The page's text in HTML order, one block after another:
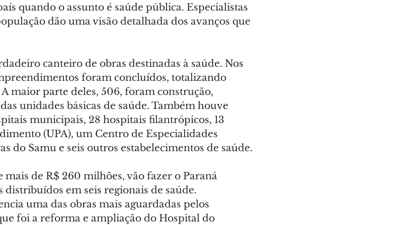
quando o assunto é saúde pública. Especialistas
dão uma visão detalhada dos avanços que
canteiro de obras destinadas à saúde. Nos
foram concluídos, totalizando
A maior parte deles, 506, foram construção,
unidades básicas de saúde. Também houve
municipais, 28 hospitais filantrópicos, 13
(UPA), um Centro de Especialidades
do Samu e seis outros estabelecimentos de saúde.
de R$ 260 milhões, vão fazer o Paraná
distribuídos em seis regionais de saúde.
uma das obras mais aguardadas pelos
foi a reforma e ampliação do Hospital do